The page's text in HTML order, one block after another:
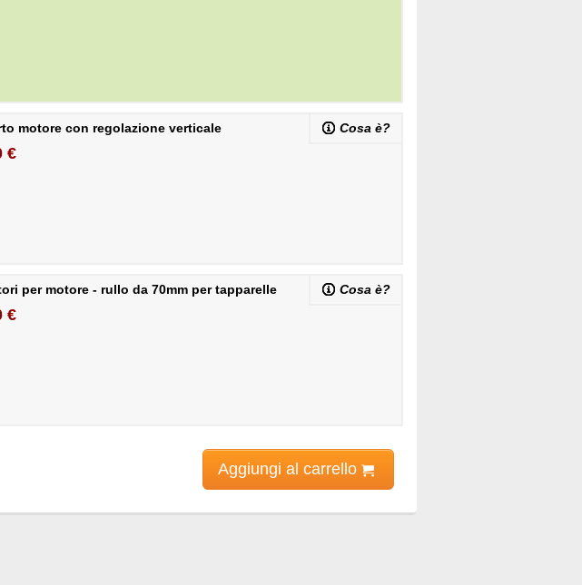
motore con regolazione verticale
€
Cosa è?
per motore - rullo da 70mm per tapparelle
€
Cosa è?
Aggiungi al carrello